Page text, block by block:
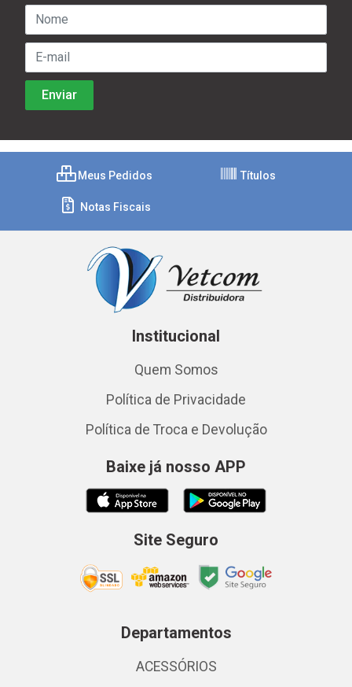
Meus Pedidos Títulos
Notas Fiscais
Institucional
Quem Somos
Política de Privacidade
Política de Troca e Devolução
Baixe já nosso APP
Site Seguro
Departamentos
ACESSÓRIOS